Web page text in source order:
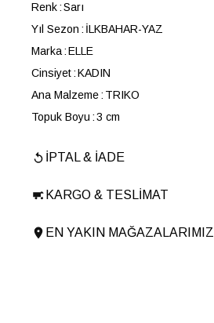
Renk Sarı
Yıl Sezon
İLKBAHAR-YAZ
Marka ELLE
Cinsiyet KADIN
Ana Malzeme TRIKO
Topuk Boyu 3 cm
Ürün Cinsi Spor
Ürün Grubu AYAKKABI
İPTAL & İADE
KARGO & TESLIMAT
EN YAKIN MAĞAZALARIMIZ